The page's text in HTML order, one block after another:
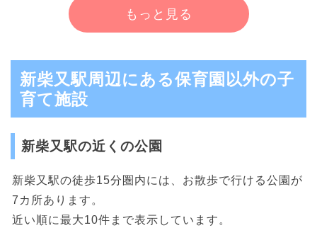
もっと見る
新柴又駅周辺にある保育園以外の子
育て施設
新柴又駅の近くの公園
新柴又駅の徒歩15分圏内には、お散歩で行ける公園が
7カ所あります。
近い順に最大10件まで表示しています。